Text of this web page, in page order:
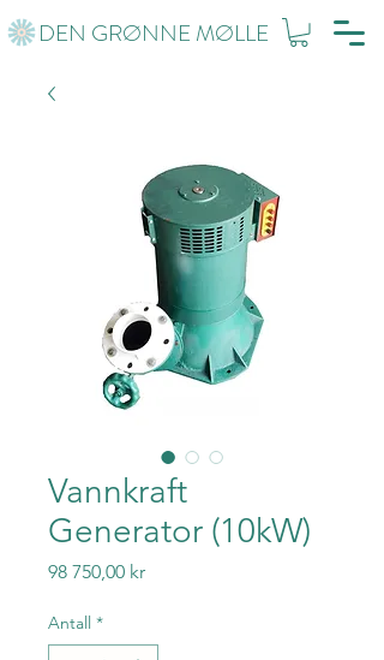
DEN GRØNNE MØLLE
Vannkraft
Generator (10kW)
98 750,00 krPris
Antall *